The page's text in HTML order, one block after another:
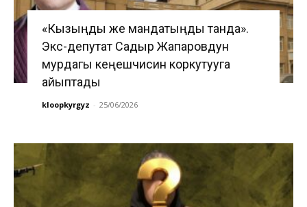
«Кызыңды же мандатыңды танда».
Экс-депутат Садыр Жапаровдун
мурдагы кеңешчисин коркутууга
айыптады
kloopkyrgyz - 25/06/2026